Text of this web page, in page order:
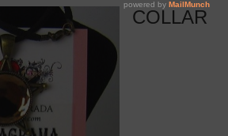
COLLAR